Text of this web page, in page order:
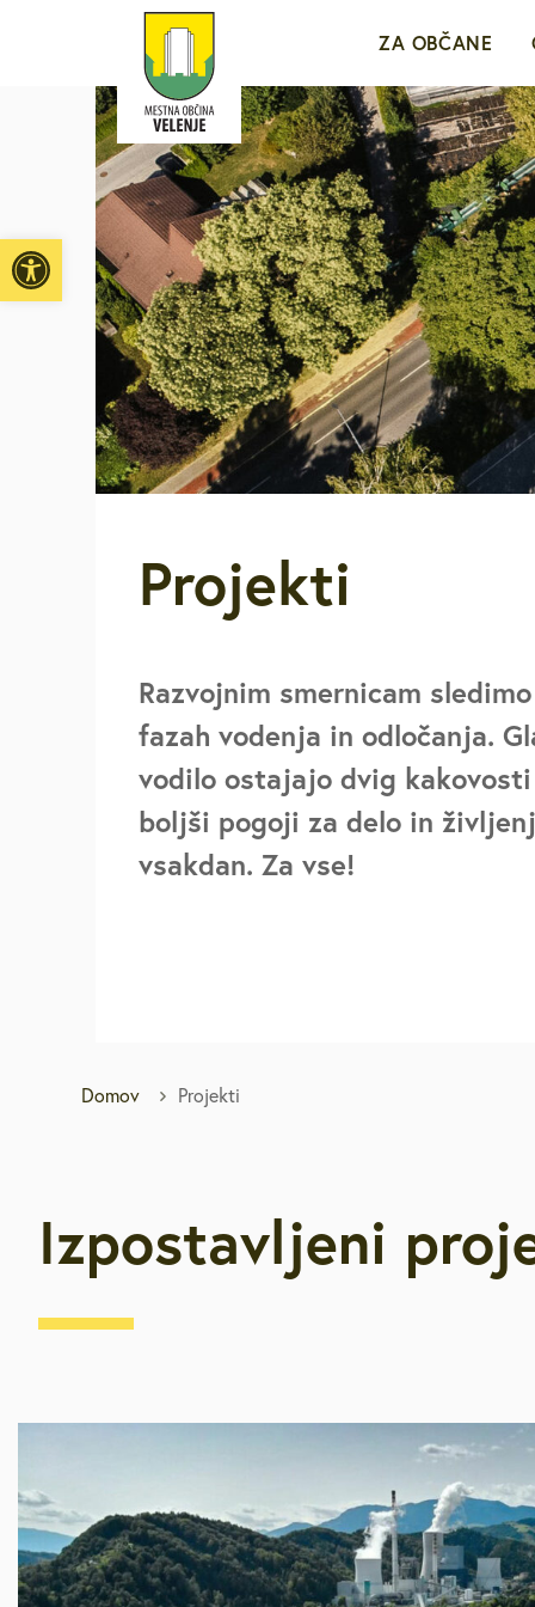
Open toolbar
ZA OBČANE
Sporočila za
e-VLOŽIŠČE
Javne objave
Brezplačni
Medobčinsko
Urejanje
Varstvo okolja
Sooblikujmo
Projekti
Razvojnim smernicam
fazah vodenja in odločanja.
vodilo ostajajo dvig
boljši pogoji za delo in
vsakdan. Za vse!
Domov Projekti
Izpostavljeni